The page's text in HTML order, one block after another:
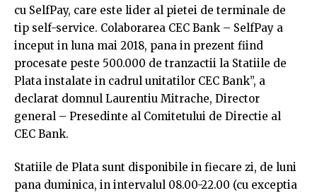
cu SelfPay, care este lider al pietei de terminale de
tip self-service. Colaborarea CEC Bank – SelfPay a
inceput in luna mai 2018, pana in prezent fiind
procesate peste 500.000 de tranzactii la Statiile de
Plata instalate in cadrul unitatilor CEC Bank”, a
declarat domnul Laurentiu Mitrache, Director
general – Presedinte al Comitetului de Directie al
CEC Bank.
Statiile de Plata sunt disponibile in fiecare zi, de luni
pana duminica, in intervalul 08.00-22.00 (cu exceptia